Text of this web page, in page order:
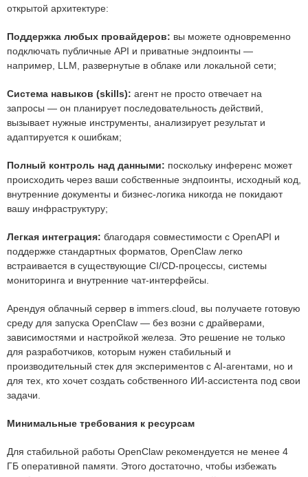
открытой архитектуре:
Поддержка любых провайдеров: вы можете одновременно
подключать публичные API и приватные эндпоинты —
например, LLM, развернутые в облаке или локальной сети;
Система навыков (skills): агент не просто отвечает на
запросы — он планирует последовательность действий,
вызывает нужные инструменты, анализирует результат и
адаптируется к ошибкам;
Полный контроль над данными: поскольку инференс может
происходить через ваши собственные эндпоинты, исходный код,
внутренние документы и бизнес-логика никогда не покидают
вашу инфраструктуру;
Легкая интеграция: благодаря совместимости с OpenAPI и
поддержке стандартных форматов, OpenClaw легко
встраивается в существующие CI/CD-процессы, системы
мониторинга и внутренние чат-интерфейсы.
Арендуя облачный сервер в immers.cloud, вы получаете готовую
среду для запуска OpenClaw — без возни с драйверами,
зависимостями и настройкой железа. Это решение не только
для разработчиков, которым нужен стабильный и
производительный стек для экспериментов с AI-агентами, но и
для тех, кто хочет создать собственного ИИ-ассистента под свои
задачи.
Минимальные требования к ресурсам
Для стабильной работы OpenClaw рекомендуется не менее 4
ГБ оперативной памяти. Этого достаточно, чтобы избежать